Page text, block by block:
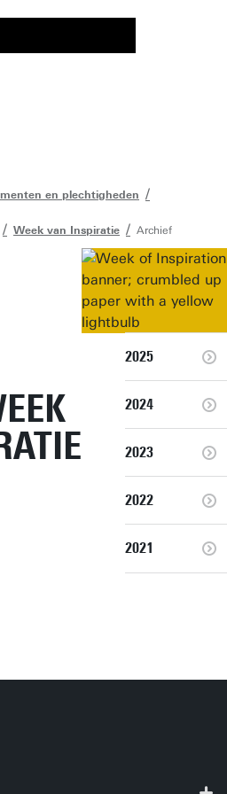
en plechtigheden
Week van Inspiratie Archief
2025
2024
2023
2022
2021